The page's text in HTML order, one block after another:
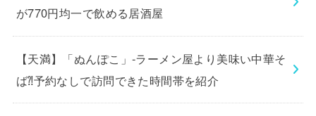
が770円均一で飲める居酒屋
【天満】「ぬんぽこ」-ラーメン屋より美味い中華そ
ば⁈予約なしで訪問できた時間帯を紹介